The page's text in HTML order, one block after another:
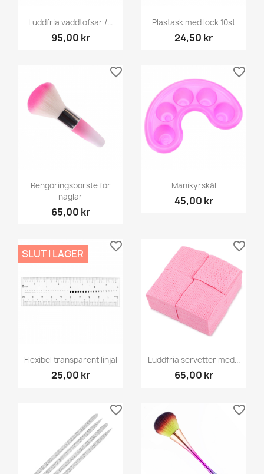
Luddfria vaddtofsar /...
95,00 kr
Plastask med lock 10st
24,50 kr
Rengöringsborste för
naglar
65,00 kr
favorite_border
Manikyrskål
45,00 kr
favorite_border
Flexibel transparent linjal
25,00 kr
SLUT I LAGER
favorite_border
Luddfria servetter med...
65,00 kr
favorite_border
favorite_border favorite_border